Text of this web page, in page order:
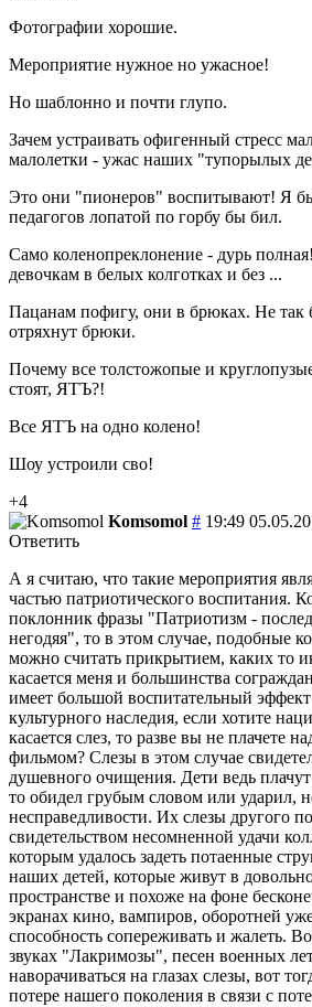
Фотографии хорошие.
Мероприятие нужное но ужасное!
Но шаблонно и почти глупо.
Зачем устраивать офигенный стресс
малолетки - ужас наших "тупорылых
Это они "пионеров" воспитывают! Я бы
педагогов лопатой по горбу бы бил.
Само коленопреклонение - дурь
девочкам в белых колготках и без ...
Пацанам пофигу, они в брюках. Не так
отряхнут брюки.
Почему все толстожопые и
стоят, ЯТЪ?!
Все ЯТЪ на одно колено!
Шоу устроили сво!
+4
Komsomol # 19:49
Ответить
А я считаю, что такие мероприятия
частью патриотического воспитания.
поклонник фразы "Патриотизм -
негодяя", то в этом случае, подобные
можно считать прикрытием, каких то
касается меня и большинства
имеет большой воспитательный эффект
культурного наследия, если хотите
касается слез, то разве вы не плачете
фильмом? Слезы в этом случае
душевного очищения. Дети ведь
то обидел грубым словом или ударил,
несправедливости. Их слезы другого
свидетельством несомненной удачи
которым удалось задеть потаенные
наших детей, которые живут в
пространстве и похоже на фоне
экранах кино, вампиров, оборотней
способность сопереживать и жалеть.
звуках "Лакримозы", песен военных
наворачиваться на глазах слезы, вот
потере нашего поколения в связи с